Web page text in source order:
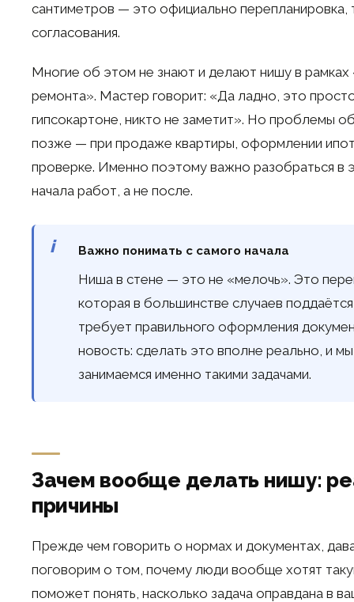
сантиметров — это официально
согласования.
Многие об этом не знают и делают нишу в рамках
ремонта». Мастер говорит: «Да ладно, это
гипсокартоне, никто не заметит». Но проблемы
позже — при продаже квартиры, оформлении
проверке. Именно поэтому важно разобраться в
начала работ, а не после.
Важно понимать с самого начала
Ниша в стене — это не «мелочь». Это
которая в большинстве случаев
требует правильного оформления
новость: сделать это вполне реально, и
занимаемся именно такими задачами.
Зачем вообще делать нишу:
причины
Прежде чем говорить о нормах и документах,
поговорим о том, почему люди вообще хотят
поможет понять, насколько задача оправдана в